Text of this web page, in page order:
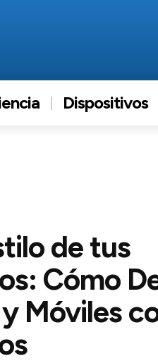
Dispositivos
de tus
Cómo
Móviles